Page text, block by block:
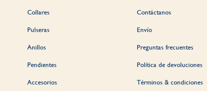
Collares
Pulseras
Anillos
Pendientes
Accesorios
Contáctanos
Envío
Preguntas frecuentes
Política de devoluciones
Términos & condiciones